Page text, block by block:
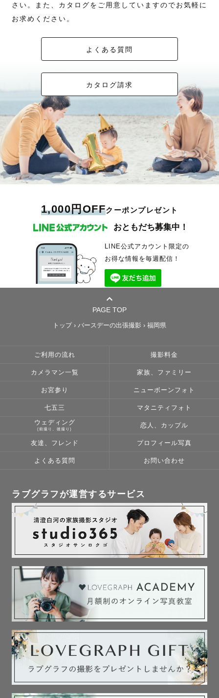
さい。また、カタログをご用意していますのでお気軽に
お求めください。
よくある質問
カタログ請求
1,000円OFFクーポンプレゼント
おともだち募集中！
LINE公式アカウント限定の
お得な情報を毎週配信！
PAGE TOP
トップ› バースデーの出張撮影 › 福岡県
ご利用の流れ 撮影料金
カメラマン一覧 家族、ファミリー
お宮参り ニューボーンフォト
七五三 マタニティフォト
ウェディング
(前撮り、後撮り)
恋人、カップル
友達、フレンド プロフィール写真
よくある質問 お問い合わせ
ラブグラフが運営するサービス